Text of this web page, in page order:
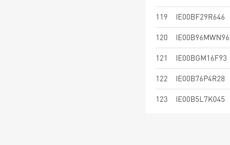
119 IE00BF29R646
120 IE00B96MWN96
121 IE00BGM16F93
122 IE00B76P4R28
123 IE00B5L7K045